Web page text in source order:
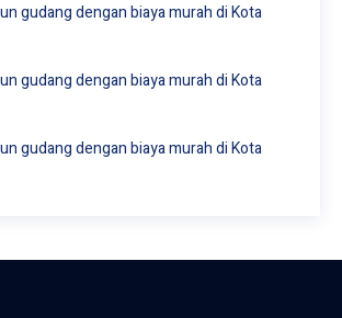
gudang dengan biaya murah di Kota
gudang dengan biaya murah di Kota
gudang dengan biaya murah di Kota